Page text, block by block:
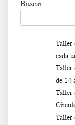
Buscar
Taller
cada
Taller
de 14
Taller
Taller